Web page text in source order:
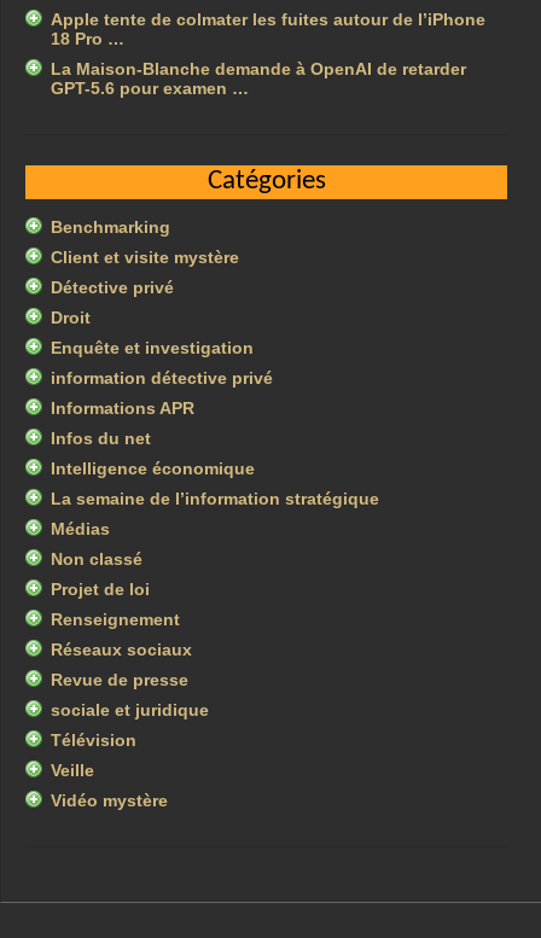
Apple tente de colmater les fuites autour de l’iPhone
18 Pro …
La Maison-Blanche demande à OpenAI de retarder
GPT-5.6 pour examen …
Catégories
Benchmarking
Client et visite mystère
Détective privé
Droit
Enquête et investigation
information détective privé
Informations APR
Infos du net
Intelligence économique
La semaine de l’information stratégique
Médias
Non classé
Projet de loi
Renseignement
Réseaux sociaux
Revue de presse
sociale et juridique
Télévision
Veille
Vidéo mystère